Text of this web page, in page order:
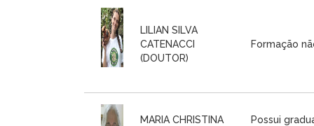
LILIAN SILVA
CATENACCI
(DOUTOR)
Formação
MARIA CHRISTINA
Possui